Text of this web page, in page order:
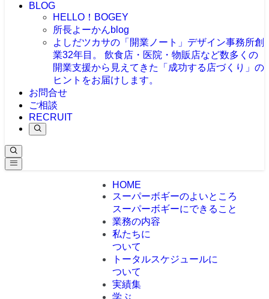
BLOG
HELLO！BOGEY
所長よーかんblog
よしだツカサの「開業ノート」 デザイン事務所創
業32年目。 飲食店・医院・物販店など数多くの
開業支援から見えてきた「成功する店づくり」の
ヒントをお届けします。
お問合せ
ご相談
RECRUIT
HOME
スーパーボギーのよいところ
スーパーボギーにできること
業務の内容
私たちに
ついて
トータルスケジュールに
ついて
実績集
学ぶ